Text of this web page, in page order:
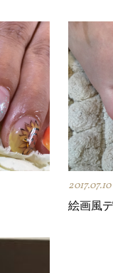
2017.07.10
絵画風